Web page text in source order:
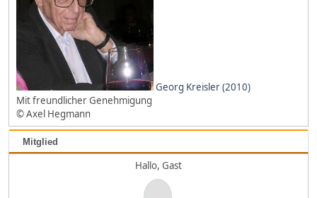
Georg Kreisler (2010)
Mit freundlicher Genehmigung
© Axel Hegmann
Mitglied
Hallo, Gast